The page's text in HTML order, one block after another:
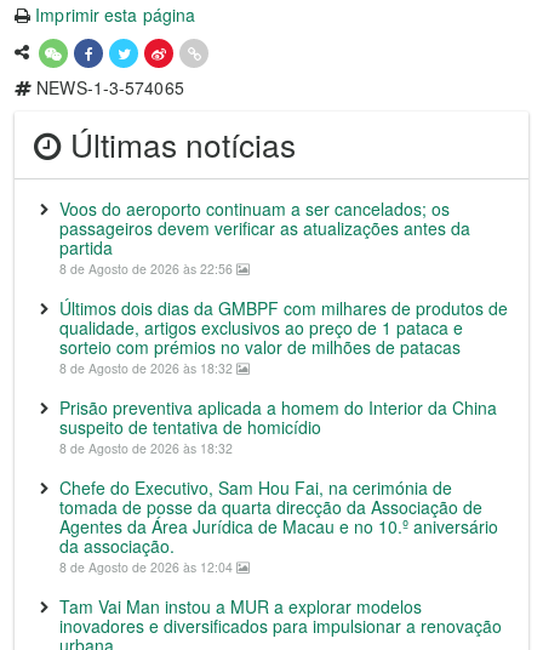
Imprimir esta página
NEWS-1-3-574065
Últimas notícias
Voos do aeroporto continuam a ser cancelados; os
passageiros devem verificar as atualizações antes da
partida
8 de Agosto de 2026 às 22:56
Últimos dois dias da GMBPF com milhares de produtos de
qualidade, artigos exclusivos ao preço de 1 pataca e
sorteio com prémios no valor de milhões de patacas
8 de Agosto de 2026 às 18:32
Prisão preventiva aplicada a homem do Interior da China
suspeito de tentativa de homicídio
8 de Agosto de 2026 às 18:32
Chefe do Executivo, Sam Hou Fai, na cerimónia de
tomada de posse da quarta direcção da Associação de
Agentes da Área Jurídica de Macau e no 10.º aniversário
da associação.
8 de Agosto de 2026 às 12:04
Tam Vai Man instou a MUR a explorar modelos
inovadores e diversificados para impulsionar a renovação
urbana